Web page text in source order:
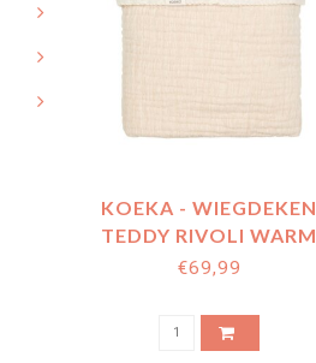
KOEKA - WIEGDEKEN
TEDDY RIVOLI WARM
WHITE
€69,99